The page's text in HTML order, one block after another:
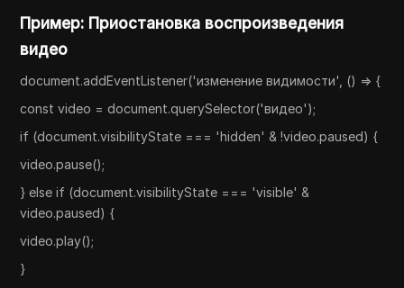
Пример: Приостановка воспроизведения
видео
document.addEventListener('изменение видимости', () => {
const video = document.querySelector('видео');
if (document.visibilityState === 'hidden' & !video.paused) {
video.pause();
} else if (document.visibilityState === 'visible' &
video.paused) {
video.play();
}